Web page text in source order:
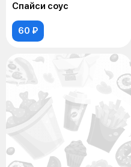
Спайси соус
60 ₽